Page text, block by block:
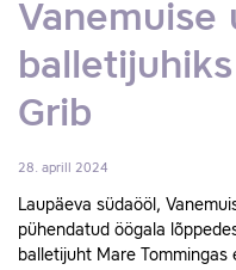
Vanemuise
Grib
28. aprill 2024
Laupäeva südaööl,
pühendatud öögala
balletijuht Mare